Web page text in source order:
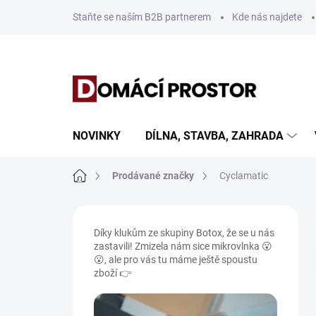
Staňte se naším B2B partnerem Kde nás najdete
NOVINKY DÍLNA, STAVBA, ZAHRADA
Domů Prodávané značky Cyclamatic
Díky klukům ze skupiny Botox, že se u nás
zastavili! Zmizela nám sice mikrovlnka 😮
😮, ale pro vás tu máme ještě spoustu
zboží 👉